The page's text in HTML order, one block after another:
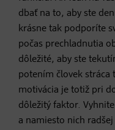
dbať na to, aby ste
krásne tak podporíte
počas prechladnutia
dôležité, aby ste
potením človek stráca
motivácia je totiž pri
dôležitý faktor.
a namiesto nich